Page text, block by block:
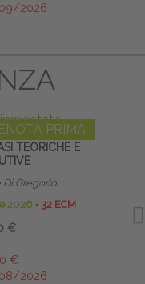
2026
PRIMA
TEORICHE E
Di Gregorio
2026 ∙ 32 ECM
€
€
2026